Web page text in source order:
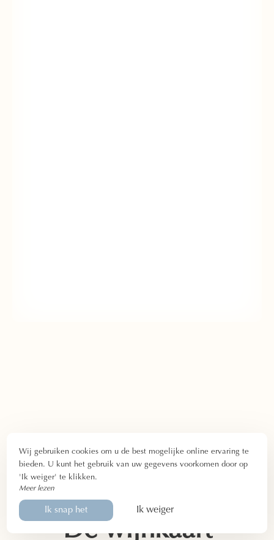
De wijnkaart
Wij gebruiken cookies om u de best mogelijke online ervaring te
bieden. U kunt het gebruik van uw gegevens voorkomen door op
'Ik weiger' te klikken.
Meer lezen
Ik snap het Ik weiger